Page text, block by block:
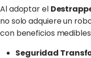
Al adoptar el
no solo adquiere un
con beneficios
Seguridad